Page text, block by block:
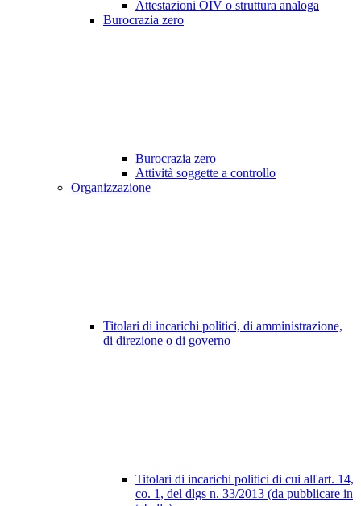
Attestazioni OIV o struttura analoga
Burocrazia zero
Burocrazia zero
Attività soggette a controllo
Organizzazione
Titolari di incarichi politici, di amministrazione,
di direzione o di governo
Titolari di incarichi politici di cui all'art. 14,
co. 1, del dlgs n. 33/2013 (da pubblicare in